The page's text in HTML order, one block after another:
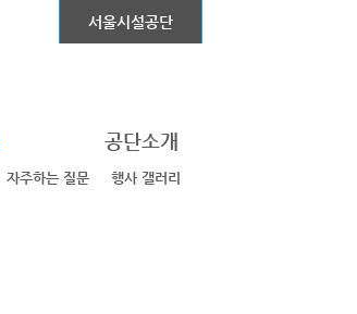
서울시설공단
자주하는 질문 행사 갤러리
공단소개